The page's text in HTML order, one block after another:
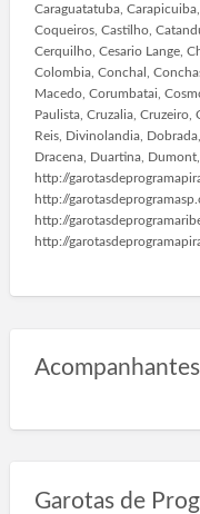
Caraguatatuba,
Coqueiros, Castilho,
Cerquilho, Cesario Lange,
Colombia, Conchal,
Macedo, Corumbatai,
Paulista, Cruzalia,
Reis, Divinolandia,
Dracena, Duartina,
http://
http://
http://
http://
Garotas de